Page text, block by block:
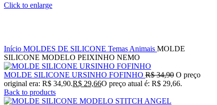
Click to enlarge
Início MOLDES DE SILICONE Temas Animais MOLDE
SILICONE MODELO PEIXINHO NEMO
MOLDE SILICONE URSINHO FOFINHO R$34,90 O preço
original era: R$ 34,90.R$ 29,66O preço atual é: R$ 29,66.
Back to products